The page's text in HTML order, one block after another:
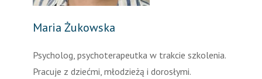
Maria Żukowska
Psycholog, psychoterapeutka w trakcie szkolenia.
Pracuje z dziećmi, młodzieżą i dorosłymi.